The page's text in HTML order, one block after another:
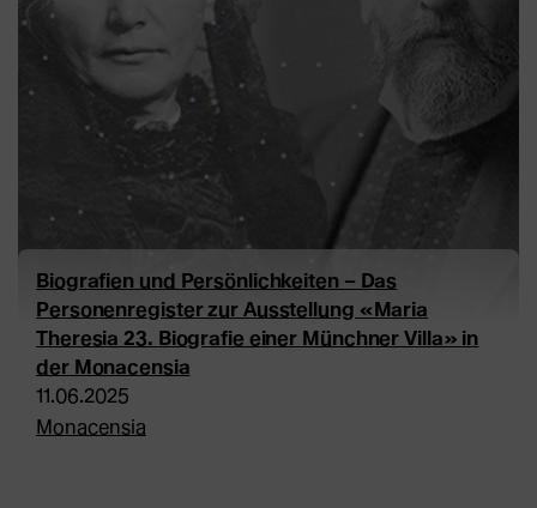
Biografien und Persönlichkeiten – Das
Personenregister zur Ausstellung «Maria
Theresia 23. Biografie einer Münchner Villa» in
der Monacensia
11.06.2025
Monacensia